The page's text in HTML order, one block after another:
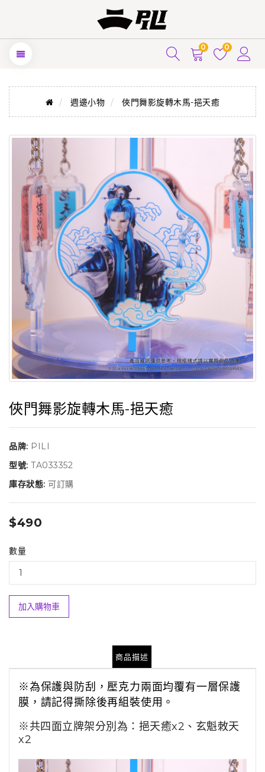
0 0
週邊小物 俠門舞影旋轉木馬-挹天癒
俠門舞影旋轉木馬-挹天癒
品牌: PILI
型號: TA033352
庫存狀態: 可訂購
$490
數量
加入購物車
商品描述
※為保護與防刮，壓克力兩面均覆有一層保護
膜 ，請記得撕除後再組裝使用。
※共四面立牌架分別為：挹天癒x2、玄魁敇天
x2